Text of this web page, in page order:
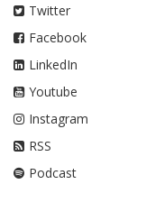
Twitter
Facebook
LinkedIn
Youtube
Instagram
RSS
Podcast